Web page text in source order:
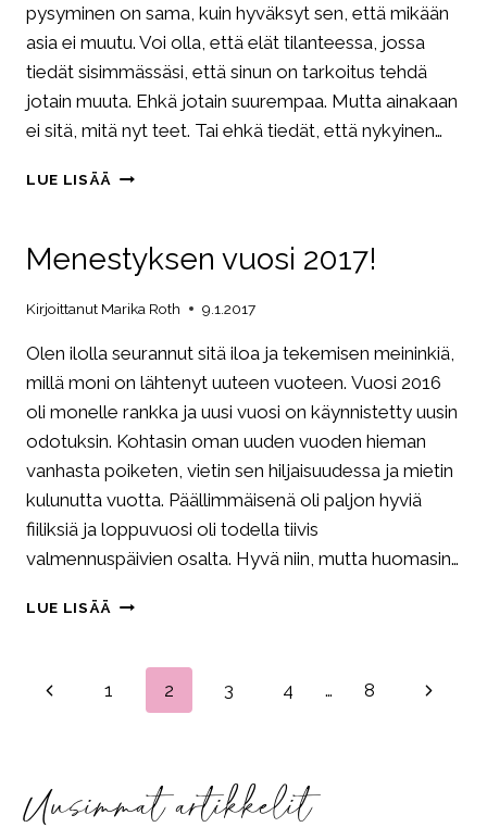
pysyminen on sama, kuin hyväksyt sen, että mikään
asia ei muutu. Voi olla, että elät tilanteessa, jossa
tiedät sisimmässäsi, että sinun on tarkoitus tehdä
jotain muuta. Ehkä jotain suurempaa. Mutta ainakaan
ei sitä, mitä nyt teet. Tai ehkä tiedät, että nykyinen…
LUE LISÄÄ LUPA
MYÖNNETTY!
Menestyksen vuosi 2017!
Kirjoittanut Marika Roth 9.1.2017
Olen ilolla seurannut sitä iloa ja tekemisen meininkiä,
millä moni on lähtenyt uuteen vuoteen. Vuosi 2016
oli monelle rankka ja uusi vuosi on käynnistetty uusin
odotuksin. Kohtasin oman uuden vuoden hieman
vanhasta poiketen, vietin sen hiljaisuudessa ja mietin
kulunutta vuotta. Päällimmäisenä oli paljon hyviä
fiiliksiä ja loppuvuosi oli todella tiivis
valmennuspäivien osalta. Hyvä niin, mutta huomasin…
LUE LISÄÄ MENESTYKSEN
Sivunavigointi
Edellinen1 2 3 4 … 8
Uusimmat artikkelit